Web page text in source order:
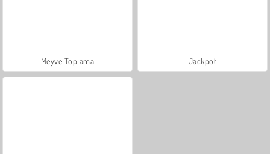
Meyve Toplama Jackpot